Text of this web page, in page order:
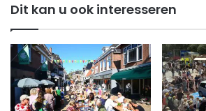
Dit kan u ook interesseren